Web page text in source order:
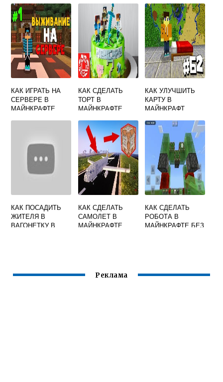
КАК ИГРАТЬ НА
СЕРВЕРЕ В
МАЙНКРАФТЕ
КАК СДЕЛАТЬ
ТОРТ В
МАЙНКРАФТЕ
КАК УЛУЧШИТЬ
КАРТУ В
МАЙНКРАФТ
КАК ПОСАДИТЬ
ЖИТЕЛЯ В
ВАГОНЕТКУ В
КАК СДЕЛАТЬ
САМОЛЕТ В
МАЙНКРАФТЕ
КАК СДЕЛАТЬ
РОБОТА В
МАЙНКРАФТЕ БЕЗ
Реклама